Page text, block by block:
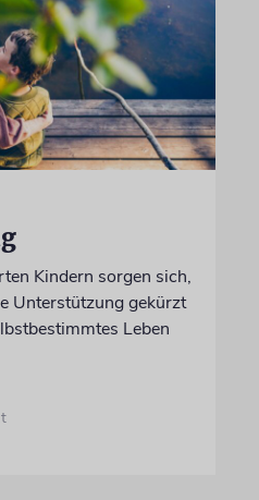
Kindern sorgen sich,
Unterstützung gekürzt
Leben